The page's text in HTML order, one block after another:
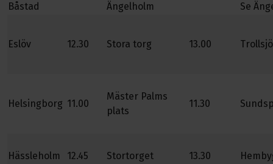
Båstad Ängelholm Se
Eslöv 12.30 Stora torg 13.00
Helsingborg 11.00
Mäster Palms
plats
11.30
Hässleholm 12.45 Stortorget 13.30